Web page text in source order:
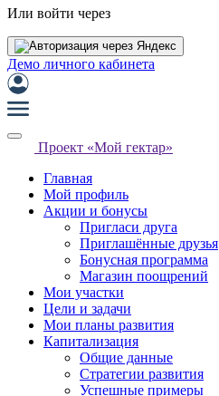
Или войти через
Демо личного кабинета
Проект «Мой гектар»
Главная
Мой профиль
Акции и бонусы
Пригласи друга
Приглашённые друзья
Бонусная программа
Магазин поощрений
Мои участки
Цели и задачи
Мои планы развития
Капитализация
Общие данные
Стратегии развития
Успешные примеры